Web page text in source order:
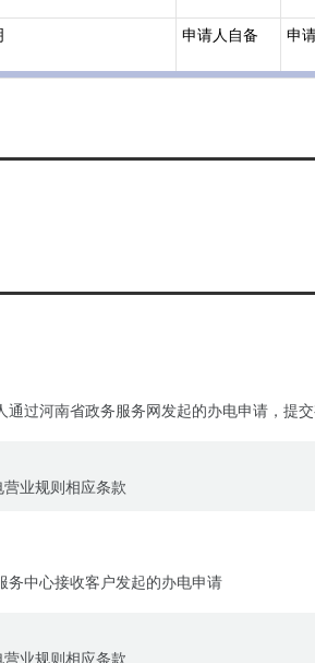
申请人自备 申
通过河南省政务服务网发起的办电申请，提
业规则相应条款
务中心接收客户发起的办电申请
业规则相应条款